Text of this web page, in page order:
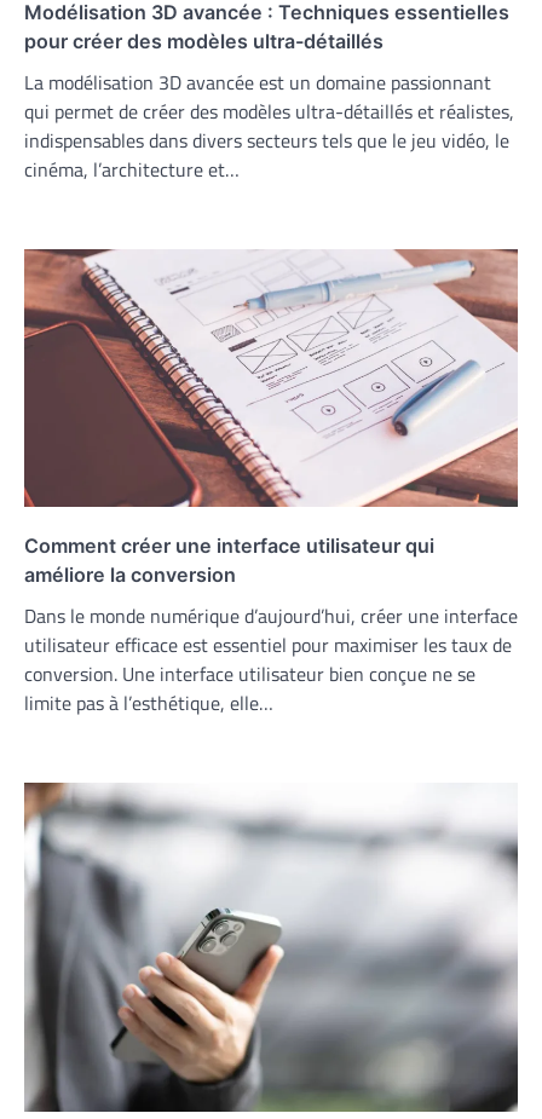
Modélisation 3D avancée : Techniques essentielles
pour créer des modèles ultra-détaillés
La modélisation 3D avancée est un domaine passionnant
qui permet de créer des modèles ultra-détaillés et réalistes,
indispensables dans divers secteurs tels que le jeu vidéo, le
cinéma, l’architecture et…
Comment créer une interface utilisateur qui
améliore la conversion
Dans le monde numérique d’aujourd’hui, créer une interface
utilisateur efficace est essentiel pour maximiser les taux de
conversion. Une interface utilisateur bien conçue ne se
limite pas à l’esthétique, elle…